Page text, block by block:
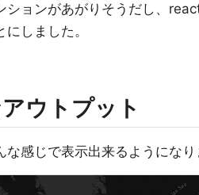
ションがあがりそうだし、
しました。
ウトプット
な感じで表示出来るようになり